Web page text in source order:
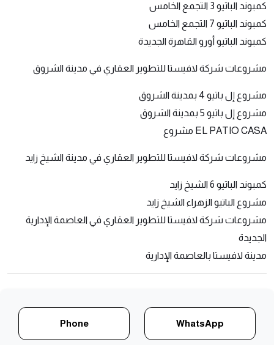
كمبوند الباتيو 3 التجمع الخامس
كمبوند الباتيو 7 التجمع الخامس
كمبوند الباتيو أورو القاهرة الجديدة
مشروعات شركة لافيستا للتطوير العقاري في مدينة الشروق
مشروع إل باتيو 4 بمدينة الشروق
مشروع إل باتيو 5 بمدينة الشروق
EL PATIO CASA مشروع
مشروعات شركة لافيستا للتطوير العقاري في مدينة الشيخ زايد
كمبوند الباتيو 6 الشيخ زايد
مشروع الباتيو الزهراء الشيخ زايد
مشروعات شركة لافيستا للتطوير العقاري في العاصمة الإدارية
الجديدة
مدينة لافيستا بالعاصمة الإدارية
WhatsApp
Phone